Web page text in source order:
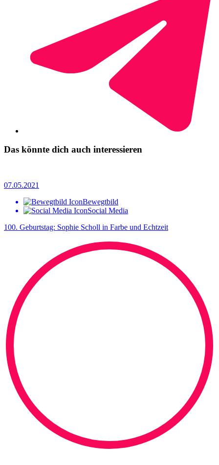
Das könnte dich auch interessieren
07.05.2021
Bewegtbild
Social Media
100. Geburtstag: Sophie Scholl in Farbe und Echtzeit